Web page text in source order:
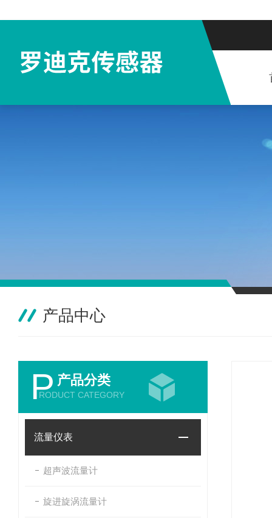
产品中心
P 产品分类
RODUCT CATEGORY
流量仪表
超声波流量计
旋进旋涡流量计